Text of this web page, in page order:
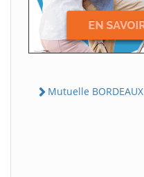
Mutuelle BORDEAUX